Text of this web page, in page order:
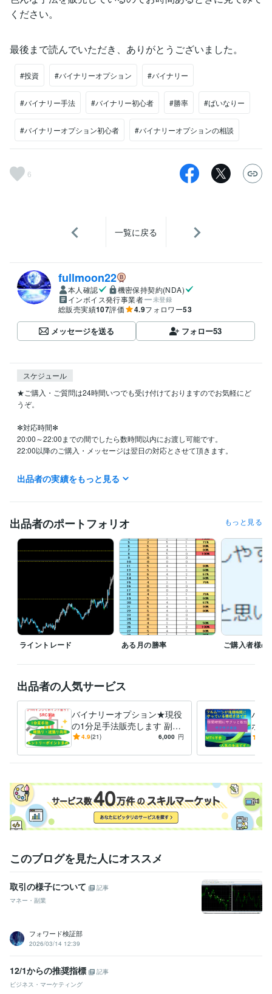
ください。
最後まで読んでいただき、ありがとうございました。
#投資 #バイナリーオプション #バイナリー
#バイナリー手法 #バイナリー初心者 #勝率 #ばいなりー
#バイナリーオプション初心者 #バイナリーオプションの相談
6
一覧に戻る
fullmoon22
本人確認
機密保持契約(NDA)
インボイス発行事業者
未登録
総販売実績107評価 4.9フォロワー53
メッセージを送る フォロー53
スケジュール
★ご購入・ご質問は24時間いつでも受け付けておりますのでお気軽にど
うぞ。
✻対応時間✻
20:00～22:00までの間でしたら数時間以内にお渡し可能です。
22:00以降のご購入・メッセージは翌日の対応とさせて頂きます。
・平日は対応時間以外に8時頃と13時前後に1度確認しております。
予めご了承ください。
★リピーター様プレゼントあり
★サクサク手法セット・究極のライントレードと別の手法の組み合わせ
で同時購入を検討中の方はお値引き致しますので、DMからお問い合わせ
その他の組み合わせは手法2点セット販売ページからご購入下さい。
2022.1.23初出品　2022.1.27レギュラーランク 2022.5.1　シルバー
ランク 2022.8.1　ゴールドランク
得意分野
資産運用・副業の相談 バイナリーオプション FX
外国為替証拠金取引
在宅ワーク
出品者の実績をもっと見る
出品者のポートフォリオ もっと見る
ライントレード ある月の勝率 ご購入者様
出品者の人気サービス
バイナリーオプション★現役
の1分足手法販売します 副業
★スマホでもOK！3つのイン
4.9(21) 6,000 円
バイ
ホで
気
このブログを見た人にオススメ
取引の様子について
記事
マネー・副業
フォワード検証部
2026/03/14 12:39
12/1からの推奨指標
記事
ビジネス・マーケティング